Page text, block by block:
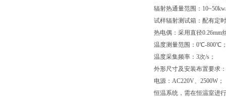
辐射热通量范围： 10~50
试样辐射测试箱：配有定
热电偶：采用直径0.26mm
温度测量范围：0℃-800℃
温度采集频率：3次/s ；
外形尺寸及安装布置要求
电源：AC220V、2500W；
恒温系统，需在恒温室进